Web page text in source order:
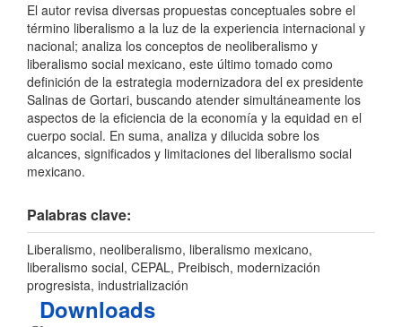
El autor revisa diversas propuestas conceptuales sobre el
término liberalismo a la luz de la experiencia internacional y
nacional; analiza los conceptos de neoliberalismo y
liberalismo social mexicano, este último tomado como
definición de la estrategia modernizadora del ex presidente
Salinas de Gortari, buscando atender simultáneamente los
aspectos de la eficiencia de la economía y la equidad en el
cuerpo social. En suma, analiza y dilucida sobre los
alcances, significados y limitaciones del liberalismo social
mexicano.
Palabras clave:
Liberalismo, neoliberalismo, liberalismo mexicano,
liberalismo social, CEPAL, Preibisch, modernización
progresista, industrialización
Downloads